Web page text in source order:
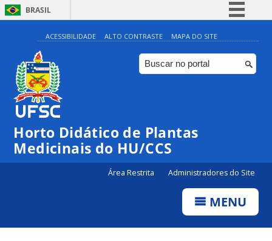
BRASIL
Simplifique!
Comunica BR
Participe
Canais
ACESSIBILIDADE ALTO CONTRASTE MAPA DO SITE
Horto Didático de Plantas
Medicinais do HU/CCS
Área Restrita Administradores do Site
MENU